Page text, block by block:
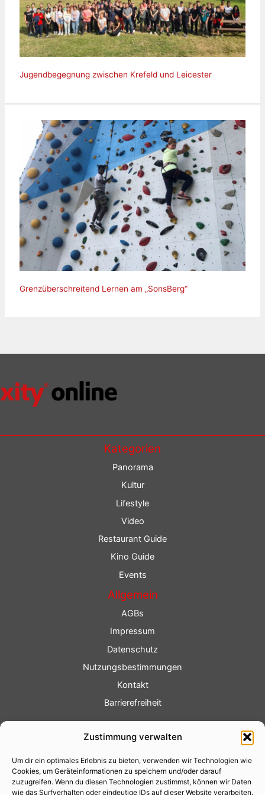
Zustimmung verwalten
Um dir ein optimales Erlebnis zu bieten, verwenden wir Technologien wie
Cookies, um Geräteinformationen zu speichern und/oder darauf
zuzugreifen. Wenn du diesen Technologien zustimmst, können wir Daten
wie das Surfverhalten oder eindeutige IDs auf dieser Website verarbeiten.
Jugendbegegnung zwischen Krefeld und Leicester
Grenzüberschreitend Lernen am „SonsBerg“
Kategorien
Panorama
Kultur
Lifestyle
Video
Restaurant Guide
Kino Guide
Events
Allgemein
AGBs
Impressum
Datenschutz
Nutzungsbestimmungen
Kontakt
Barrierefreiheit
Fotoservice
Videoservice
Werbung